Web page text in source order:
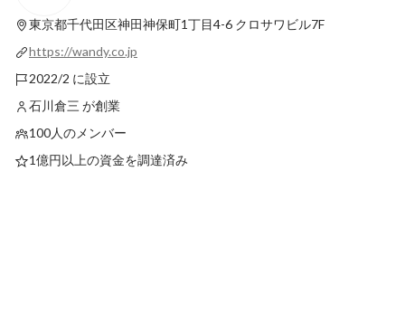
役)最新順で表示
ーション）
最新順で表示
東京都千代田区神田神保町1丁目4-6 クロサワビル7F
https://wandy.co.jp
2022/2 に設立
石川倉三 が創業
100人のメンバー
1億円以上の資金を調達済み